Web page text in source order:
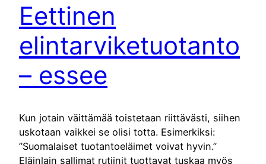
Eettinen
elintarviketuotanto
– essee
Kun jotain väittämää toistetaan riittävästi, siihen
uskotaan vaikkei se olisi totta. Esimerkiksi:
”Suomalaiset tuotantoeläimet voivat hyvin.”
Eläinlain sallimat rutiinit tuottavat tuskaa myös